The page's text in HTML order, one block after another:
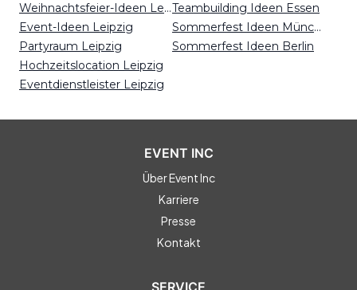
Weihnachtsfeier-Ideen Leipzig
Event-Ideen Leipzig
Partyraum Leipzig
Hochzeitslocation Leipzig
Eventdienstleister Leipzig
Teambuilding Ideen Essen
Sommerfest Ideen München
Sommerfest Ideen Berlin
EVENT INC
Über Event Inc
Karriere
Presse
Kontakt
SERVICE